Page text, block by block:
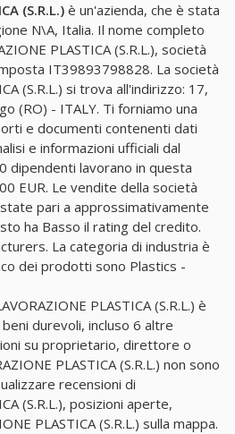
(S.R.L.) è un'azienda, che è stata
N\A, Italia. Il nome completo
PLASTICA (S.R.L.), società
IT39893798828. La società
(S.R.L.) si trova all'indirizzo: 17,
(RO) - ITALY. Ti forniamo una
e documenti contenenti dati
e informazioni ufficiali dal
dipendenti lavorano in questa
EUR. Le vendite della società
pari a approssimativamente
ha Basso il rating del credito.
La categoria di industria è
dei prodotti sono Plastics -
PLASTICA (S.R.L.) è
durevoli, incluso 6 altre
su proprietario, direttore o
PLASTICA (S.R.L.) non sono
recensioni di
(S.R.L.), posizioni aperte,
PLASTICA (S.R.L.) sulla mappa.